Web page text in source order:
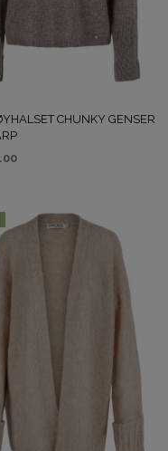
CHUNKY GENSER